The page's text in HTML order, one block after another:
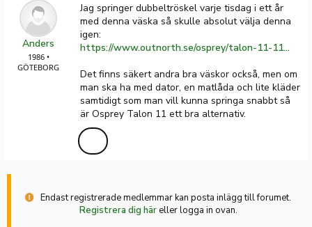
Anders
1986 •
GÖTEBORG
Jag springer dubbeltröskel varje tisdag i ett år
med denna väska så skulle absolut välja denna
igen:
https://www.outnorth.se/osprey/talon-11-111221?gad_source=1&gclid=CjwKCAjwte-vBhBFEiwAQSv_xYGmvbjFTC5dAefdxaJUDoBOkz1YUXZvhyRo9J6237C1GnWj09lAbBoCStkQAvD_BwE&gclsrc=aw.ds
Det finns säkert andra bra väskor också, men om
man ska ha med dator, en matlåda och lite kläder
samtidigt som man vill kunna springa snabbt så
är Osprey Talon 11 ett bra alternativ.
Endast registrerade medlemmar kan posta inlägg till forumet.
Registrera dig häreller logga in ovan.